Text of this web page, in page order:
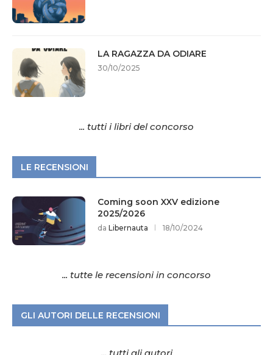
LA RAGAZZA DA ODIARE
30/10/2025
... tutti i libri del concorso
LE RECENSIONI
Coming soon XXV edizione
2025/2026
da Libernauta 18/10/2024
... tutte le recensioni in concorso
GLI AUTORI DELLE RECENSIONI